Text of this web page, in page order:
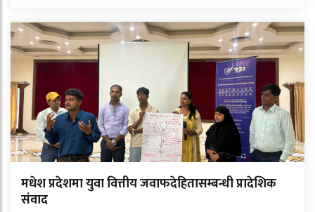
मधेश प्रदेशमा युवा वित्तीय जवाफदेहितासम्बन्धी प्रादेशिक
संवाद